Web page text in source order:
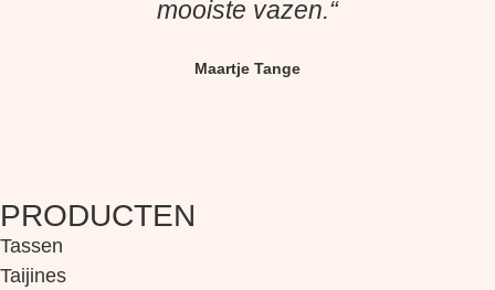
mooiste vazen.“
Maartje Tange
PRODUCTEN
Tassen
Taijines